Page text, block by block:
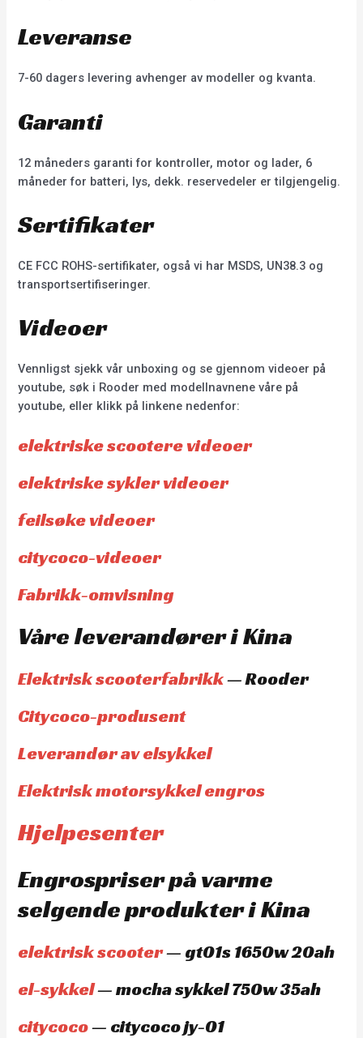
Leveranse
7-60 dagers levering avhenger av modeller og kvanta.
Garanti
12 måneders garanti for kontroller, motor og lader, 6
måneder for batteri, lys, dekk. reservedeler er tilgjengelig.
Sertifikater
CE FCC ROHS-sertifikater, også vi har MSDS, UN38.3 og
transportsertifiseringer.
Videoer
Vennligst sjekk vår unboxing og se gjennom videoer på
youtube, søk i Rooder med modellnavnene våre på
youtube, eller klikk på linkene nedenfor:
elektriske scootere videoer
elektriske sykler videoer
feilsøke videoer
citycoco-videoer
Fabrikk-omvisning
Våre leverandører i Kina
Elektrisk scooterfabrikk— Rooder
Citycoco-produsent
Leverandør av elsykkel
Elektrisk motorsykkel engros
Hjelpesenter
Engrospriser på varme
selgende produkter i Kina
elektrisk scooter— gt01s 1650w 20ah
el-sykkel— mocha sykkel 750w 35ah
citycoco— citycoco jy-01